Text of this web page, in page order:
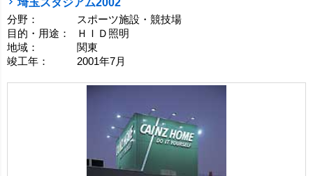
埼玉スタジアム2002
分野：
スポーツ施設・競技場
目的・用途：
ＨＩＤ照明
地域：
関東
竣工年：
2001年7月